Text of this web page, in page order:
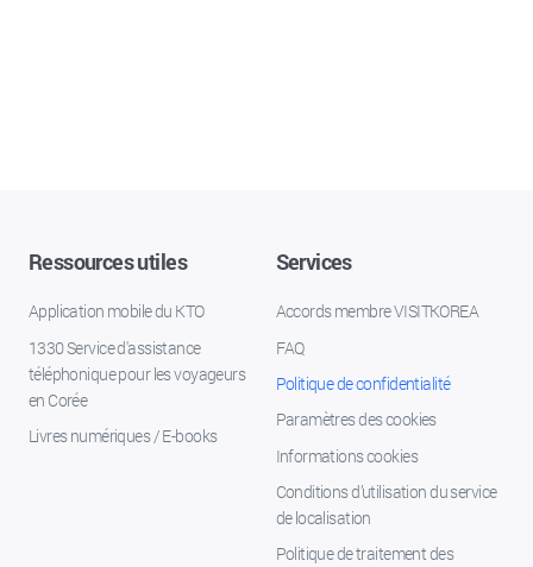
Ressources utiles
Application mobile du KTO
1330 Service d'assistance
téléphonique pour les voyageurs
en Corée
Livres numériques / E-books
Services
Accords membre VISITKOREA
FAQ
Politique de confidentialité
Paramètres des cookies
Informations cookies
Conditions d’utilisation du service
de localisation
Politique de traitement des